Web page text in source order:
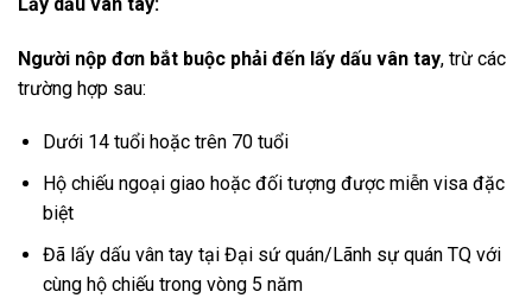
Người nộp đơn bắt buộc phải đến lấy dấu vân tay, trừ các
trường hợp sau:
Dưới 14 tuổi hoặc trên 70 tuổi
Hộ chiếu ngoại giao hoặc đối tượng được miễn visa đặc
biệt
Đã lấy dấu vân tay tại Đại sứ quán/Lãnh sự quán TQ với
cùng hộ chiếu trong vòng 5 năm